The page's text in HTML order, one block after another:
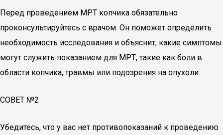
Перед проведением МРТ копчика обязательно
проконсультируйтесь с врачом. Он поможет определить
необходимость исследования и объяснит, какие симптомы
могут служить показанием для МРТ, такие как боли в
области копчика, травмы или подозрения на опухоли.
СОВЕТ №2
Убедитесь, что у вас нет противопоказаний к проведению